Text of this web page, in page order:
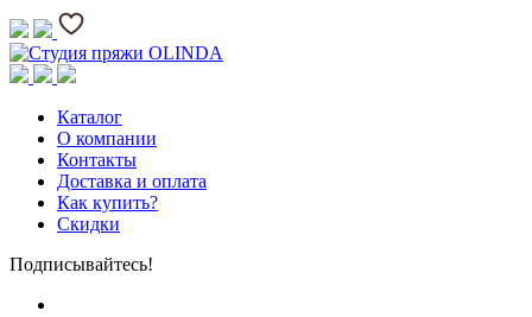
Каталог
О компании
Контакты
Доставка и оплата
Как купить?
Скидки
Подписывайтесь!